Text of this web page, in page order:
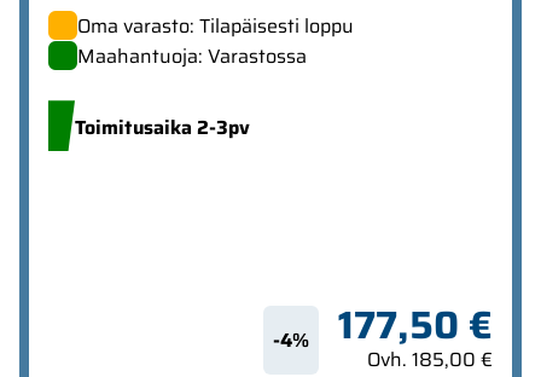
Oma varasto: Tilapäisesti loppu
Maahantuoja: Varastossa
Toimitusaika 2-3pv
-4% 177,50 €
Ovh. 185,00 €